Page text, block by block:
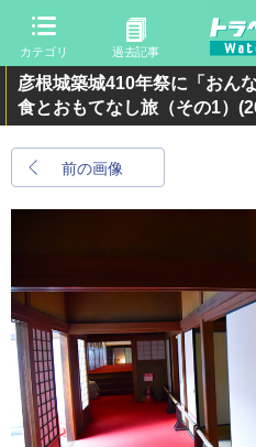
カテゴリ 過去記事
彦根城築城410年祭に「おん
食とおもてなし旅（その1）
前の画像